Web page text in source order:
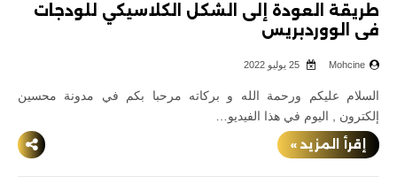
طريقة العودة إلى الشكل الكلاسيكي للودجات
في الووردبريس
Mohcine
السلام عليكم ورحمة الله و بركاته مرحبا بكم في مدونة محسين
إلكترون , اليوم في هذا الفيديو…
إقرأ المزيد »